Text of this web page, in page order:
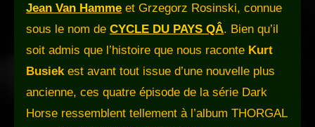
Jean Van Hamme et Grzegorz Rosinski, connue
sous le nom de CYCLE DU PAYS QÂ. Bien qu’il
soit admis que l’histoire que nous raconte Kurt
Busiekest avant tout issue d’une nouvelle plus
ancienne, ces quatre épisode de la série Dark
Horse ressemblent tellement à l’album THORGAL